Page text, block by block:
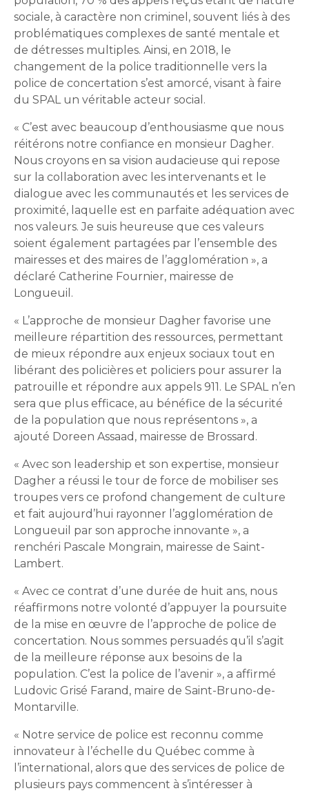
nouvelle
fenêtre
Bureau de l’éthique et de l’inspection
contractuelle
dans
une
nouvelle
fenêtre
Bureau protecteur citoyen
Bureau protecteur citoyen
Centre-ville de Longueuil
Centre-ville de Longueuil
Cour municipale et contravention
Cour municipale et contravention
Gouvernance et saine gestion
Office de participation publique de Longueuil
Office de participation publique de Longueuil
Ouvre
dans
une
nouvelle
fenêtre
Politiques municipales
Politiques municipales
Réclamations
Réclamations
Vérificatrice générale
Vérificatrice générale
sociale, à caractère non criminel, souvent liés à des
problématiques complexes de santé mentale et
de détresses multiples. Ainsi, en 2018, le
changement de la police traditionnelle vers la
police de concertation s’est amorcé, visant à faire
du SPAL un véritable acteur social.
« C’est avec beaucoup d’enthousiasme que nous
réitérons notre confiance en monsieur Dagher.
Nous croyons en sa vision audacieuse qui repose
sur la collaboration avec les intervenants et le
dialogue avec les communautés et les services de
proximité, laquelle est en parfaite adéquation avec
nos valeurs. Je suis heureuse que ces valeurs
soient également partagées par l’ensemble des
mairesses et des maires de l’agglomération », a
déclaré Catherine Fournier, mairesse de
Longueuil.
« L’approche de monsieur Dagher favorise une
meilleure répartition des ressources, permettant
de mieux répondre aux enjeux sociaux tout en
libérant des policières et policiers pour assurer la
patrouille et répondre aux appels 911. Le SPAL n’en
sera que plus efficace, au bénéfice de la sécurité
de la population que nous représentons », a
ajouté Doreen Assaad, mairesse de Brossard.
« Avec son leadership et son expertise, monsieur
Dagher a réussi le tour de force de mobiliser ses
troupes vers ce profond changement de culture
et fait aujourd’hui rayonner l’agglomération de
Longueuil par son approche innovante », a
renchéri Pascale Mongrain, mairesse de Saint-
Lambert.
« Avec ce contrat d’une durée de huit ans, nous
réaffirmons notre volonté d’appuyer la poursuite
de la mise en œuvre de l’approche de police de
concertation. Nous sommes persuadés qu’il s’agit
de la meilleure réponse aux besoins de la
population. C’est la police de l’avenir », a affirmé
Ludovic Grisé Farand, maire de Saint-Bruno-de-
Montarville.
« Notre service de police est reconnu comme
innovateur à l’échelle du Québec comme à
l’international, alors que des services de police de
plusieurs pays commencent à s’intéresser à